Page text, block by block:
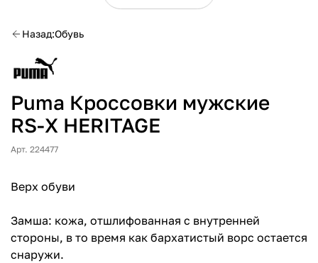
Назад Обувь
Puma Кроссовки мужские
RS-X HERITAGE
Арт. 224477
Верх обуви
Замша: кожа, отшлифованная с внутренней
стороны, в то время как бархатистый ворс остается
снаружи.